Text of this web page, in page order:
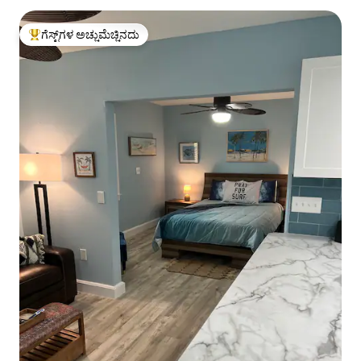
ಗೆಸ್ಟ್‌ಗಳಿಗೆ ಅತಿ ಹೆಚ್ಚು ಅಚ್ಚುಮೆಚ್ಚಿನದು
ಗೆಸ್ಟ್‌ಗಳ ಅಚ್ಚುಮೆಚ್ಚಿನದು